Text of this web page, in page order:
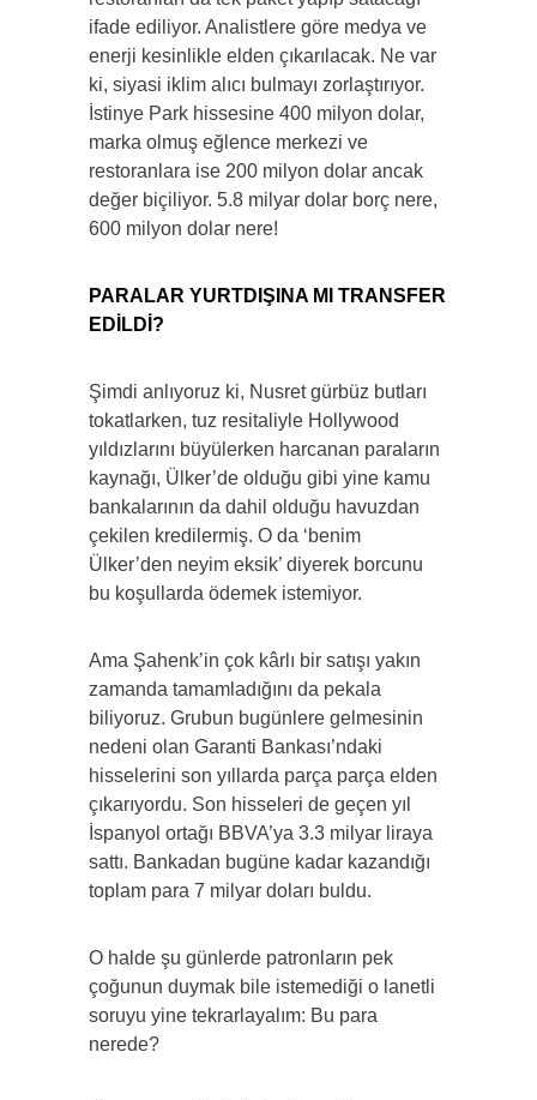
ifade ediliyor. Analistlere göre medya ve
enerji kesinlikle elden çıkarılacak. Ne var
ki, siyasi iklim alıcı bulmayı zorlaştırıyor.
İstinye Park hissesine 400 milyon dolar,
marka olmuş eğlence merkezi ve
restoranlara ise 200 milyon dolar ancak
değer biçiliyor. 5.8 milyar dolar borç nere,
600 milyon dolar nere!
PARALAR YURTDIŞINA MI TRANSFER
EDİLDİ?
Şimdi anlıyoruz ki, Nusret gürbüz butları
tokatlarken, tuz resitaliyle Hollywood
yıldızlarını büyülerken harcanan paraların
kaynağı, Ülker’de olduğu gibi yine kamu
bankalarının da dahil olduğu havuzdan
çekilen kredilermiş. O da ‘benim
Ülker’den neyim eksik’ diyerek borcunu
bu koşullarda ödemek istemiyor.
Ama Şahenk’in çok kârlı bir satışı yakın
zamanda tamamladığını da pekala
biliyoruz. Grubun bugünlere gelmesinin
nedeni olan Garanti Bankası’ndaki
hisselerini son yıllarda parça parça elden
çıkarıyordu. Son hisseleri de geçen yıl
İspanyol ortağı BBVA’ya 3.3 milyar liraya
sattı. Bankadan bugüne kadar kazandığı
toplam para 7 milyar doları buldu.
O halde şu günlerde patronların pek
çoğunun duymak bile istemediği o lanetli
soruyu yine tekrarlayalım: Bu para
nerede?